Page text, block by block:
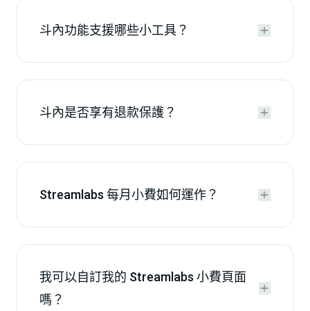
斗內功能支援哪些小工具？ 

斗內是否享有退款保護？ 

Streamlabs 每月小費如何運作？ 

我可以自訂我的 Streamlabs 小費頁面
嗎？

